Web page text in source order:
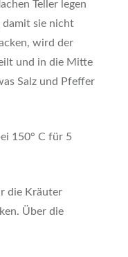
Teller legen
damit sie nicht
wird der
und in die Mitte
Salz und Pfeffer
150° C für 5
die Kräuter
Über die